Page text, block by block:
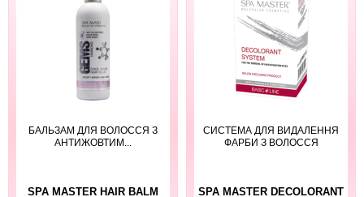
БАЛЬЗАМ ДЛЯ ВОЛОССЯ З
АНТИЖОВТИМ...
SPA MASTER HAIR BALM
СИСТЕМА ДЛЯ ВИДАЛЕННЯ
ФАРБИ З ВОЛОССЯ
SPA MASTER DECOLORANT